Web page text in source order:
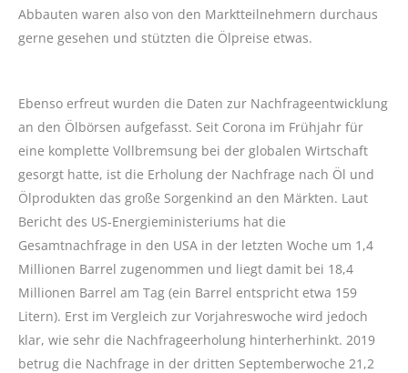
Abbauten waren also von den Marktteilnehmern durchaus
gerne gesehen und stützten die Ölpreise etwas.
Ebenso erfreut wurden die Daten zur Nachfrageentwicklung
an den Ölbörsen aufgefasst. Seit Corona im Frühjahr für
eine komplette Vollbremsung bei der globalen Wirtschaft
gesorgt hatte, ist die Erholung der Nachfrage nach Öl und
Ölprodukten das große Sorgenkind an den Märkten. Laut
Bericht des US-Energieministeriums hat die
Gesamtnachfrage in den USA in der letzten Woche um 1,4
Millionen Barrel zugenommen und liegt damit bei 18,4
Millionen Barrel am Tag (ein Barrel entspricht etwa 159
Litern). Erst im Vergleich zur Vorjahreswoche wird jedoch
klar, wie sehr die Nachfrageerholung hinterherhinkt. 2019
betrug die Nachfrage in der dritten Septemberwoche 21,2